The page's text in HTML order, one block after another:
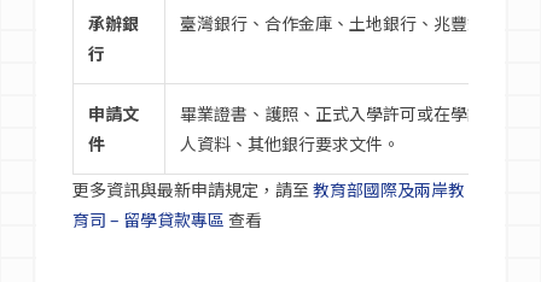
承辦銀
行
臺灣銀行、合作金庫、土地銀行、兆豐銀行、
申請文
件
畢業證書、護照、正式入學許可或在學證明、
人資料、其他銀行要求文件。
更多資訊與最新申請規定，請至教育部國際及兩岸教
育司 – 留學貸款專區 查看